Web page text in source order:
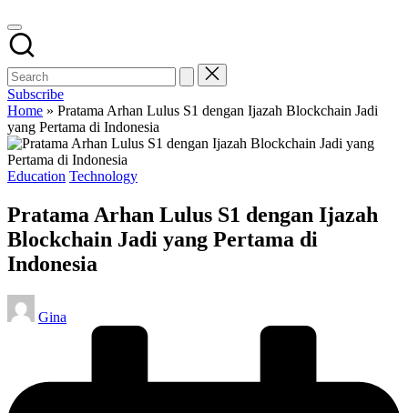
Subscribe
Home » Pratama Arhan Lulus S1 dengan Ijazah Blockchain Jadi
yang Pertama di Indonesia
Posted
Education Technology
Pratama Arhan Lulus S1 dengan Ijazah
Blockchain Jadi yang Pertama di
Indonesia
Posted
by
Gina